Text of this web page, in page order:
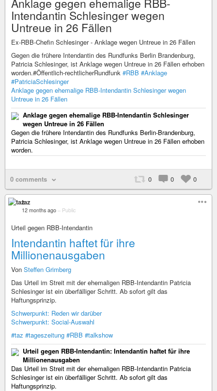
Intendantin Schlesinger wegen
Untreue in 26 Fällen
Ex-RBB-Chefin Schlesinger - Anklage wegen Untreue in 26 Fällen
Gegen die frühere Intendantin des Rundfunks Berlin Brandenburg,
Patricia Schlesinger, ist Anklage wegen Untreue in 26 Fällen erhoben
worden.#Öffentlich-rechtlicherRundfunk #RBB #Anklage
#PatriciaSchlesinger
Anklage gegen ehemalige RBB-Intendantin Schlesinger wegen
Untreue in 26 Fällen
Anklage gegen ehemalige RBB-Intendantin Schlesinger
wegen Untreue in 26 Fällen
Gegen die frühere Intendantin des Rundfunks Berlin-Brandenburg,
Patricia Schlesinger, ist Anklage wegen Untreue in 26 Fällen erhoben
worden.
0 comments 0 0 0
taz
12 months ago – Public
Urteil gegen RBB-Intendantin
Intendantin haftet für ihre
Millionenausgaben
Von Steffen Grimberg
Das Urteil im Streit mit der ehemaligen RBB-Intendantin Patricia
Schlesinger ist ein überfälliger Schritt. Ab sofort gilt das
Haftungsprinzip.
Schwerpunkt: Reden wir darüber
Schwerpunkt: Social-Auswahl
#taz #tageszeitung #RBB #talkshow
Urteil gegen RBB-Intendantin: Intendantin haftet für ihre
Millionenausgaben
Das Urteil im Streit mit der ehemaligen RBB-Intendantin Patricia
Schlesinger ist ein überfälliger Schritt. Ab sofort gilt das
Haftungsprinzip.